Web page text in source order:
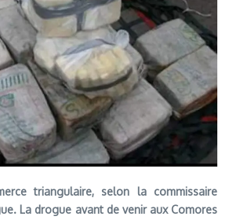
triangulaire, selon la commissaire
La drogue avant de venir aux Comores